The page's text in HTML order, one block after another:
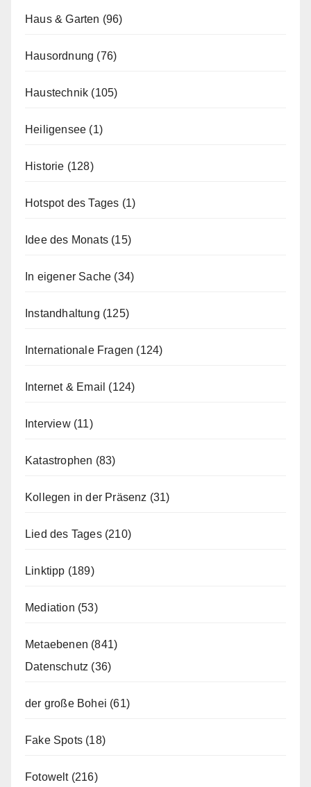
Haus & Garten (96)
Hausordnung (76)
Haustechnik (105)
Heiligensee (1)
Historie (128)
Hotspot des Tages (1)
Idee des Monats (15)
In eigener Sache (34)
Instandhaltung (125)
Internationale Fragen (124)
Internet & Email (124)
Interview(11)
Katastrophen (83)
Kollegen in der Präsenz (31)
Lied des Tages(210)
Linktipp (189)
Mediation (53)
Metaebenen (841)
Datenschutz (36)
der große Bohei (61)
Fake Spots (18)
Fotowelt(216)